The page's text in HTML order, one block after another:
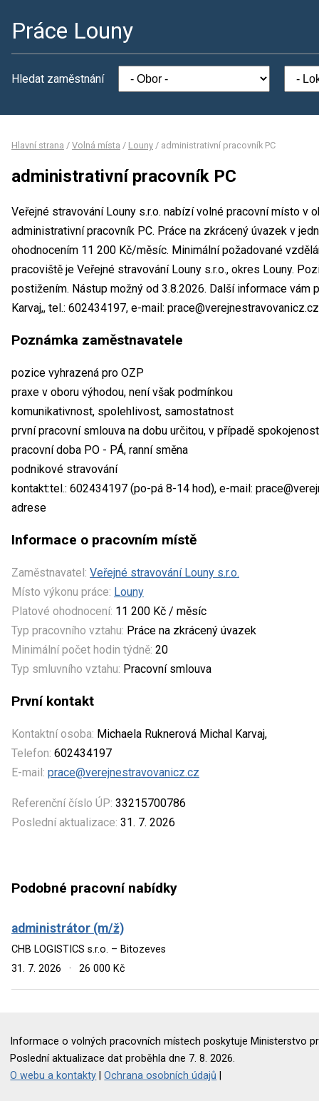
Práce Louny
Hledat zaměstnání
Hlavní strana / Volná místa / Louny / administrativní pracovník PC
administrativní pracovník PC
Veřejné stravování Louny s.r.o. nabízí volné pracovní místo v
administrativní pracovník PC. Práce na zkrácený úvazek v
ohodnocením 11 200 Kč/měsíc. Minimální požadované
pracoviště je Veřejné stravování Louny s.r.o., okres Louny.
postižením. Nástup možný od 3.8.2026. Další informace vám
Karvaj,, tel.: 602434197, e-mail:
Poznámka zaměstnavatele
pozice vyhrazená pro OZP
praxe v oboru výhodou, není však podmínkou
komunikativnost, spolehlivost, samostatnost
první pracovní smlouva na dobu určitou, v případě
pracovní doba PO - PÁ, ranní směna
podnikové stravování
kontakt:tel.: 602434197 (po-pá 8-14 hod), e-mail:
adrese
Informace o pracovním místě
Zaměstnavatel: Veřejné stravování Louny s.r.o.
Místo výkonu práce: Louny
Platové ohodnocení: 11 200 Kč / měsíc
Typ pracovního vztahu: Práce na zkrácený úvazek
Minimální počet hodin týdně: 20
Typ smluvního vztahu: Pracovní smlouva
První kontakt
Kontaktní osoba: Michaela Ruknerová Michal Karvaj,
Telefon: 602434197
E-mail: prace@verejnestravovanicz.cz
Referenční číslo ÚP: 33215700786
Poslední aktualizace: 31. 7. 2026
Podobné pracovní nabídky
administrátor (m/ž)
CHB LOGISTICS s.r.o. – Bitozeves
31. 7. 2026
· 26 000 Kč
Informace o volných pracovních místech poskytuje Ministerstvo
Poslední aktualizace dat proběhla dne 7. 8. 2026.
O webu a kontakty |Ochrana osobních údajů